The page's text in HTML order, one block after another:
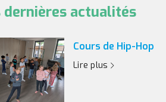
dernières actualités
Cours de Hip-Hop
Lire plus